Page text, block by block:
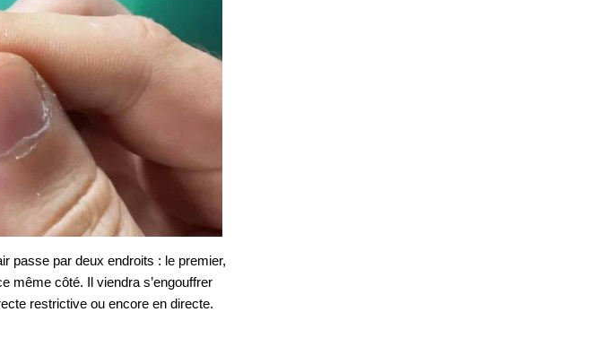
passe par deux endroits : le premier,
même côté. Il viendra s’engouffrer
restrictive ou encore en directe.